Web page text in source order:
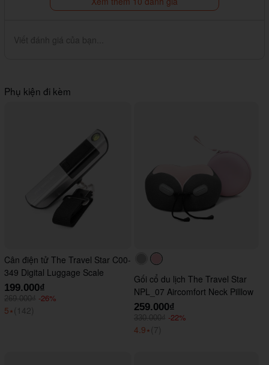
Viết đánh giá của bạn...
Phụ kiện đi kèm
Cân điện tử The Travel Star C00-
349 Digital Luggage Scale
199.000₫
269.000₫ -26%
5⭑ (142)
#acacac#ffc0cb
Gối cổ du lịch The Travel Star
NPL_07 Aircomfort Neck Pilllow
259.000₫
330.000₫ -22%
4.9⭑ (7)